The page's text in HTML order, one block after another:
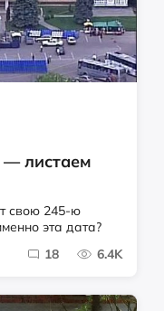
листаем
свою 245-ю
эта дата?
18 6.4K